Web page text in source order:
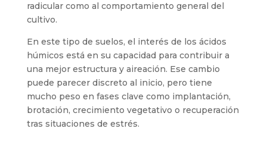
radicular como al comportamiento general del
cultivo.
En este tipo de suelos, el interés de los ácidos
húmicos está en su capacidad para contribuir a
una mejor estructura y aireación. Ese cambio
puede parecer discreto al inicio, pero tiene
mucho peso en fases clave como implantación,
brotación, crecimiento vegetativo o recuperación
tras situaciones de estrés.